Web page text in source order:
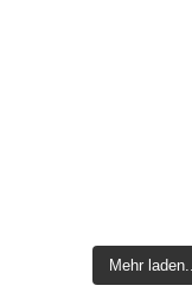
Mehr laden...